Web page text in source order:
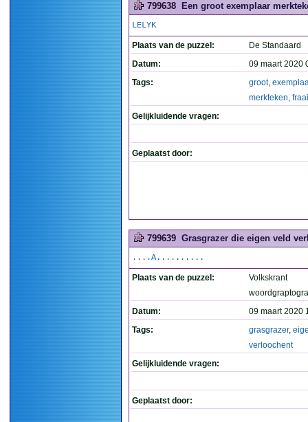
799638 Een groot exemplaar
LELYK
Plaats van de puzzel:
De Standaard
Datum:
09 maart 2020
Tags:
groot,
merkteken, fraai
Gelijkluidende vragen:
Geplaatst door:
799639 Grasgrazer die eigen veld
....A..........
Plaats van de puzzel:
Volkskrant
Datum:
09 maart 2020
Tags:
grasgrazer,
verloochent
Gelijkluidende vragen:
Geplaatst door: